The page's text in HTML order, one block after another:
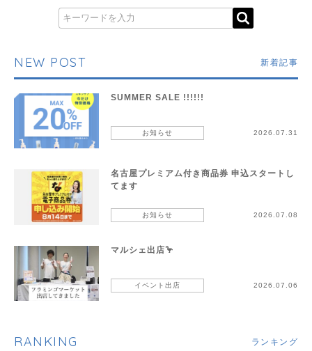
NEW POST 新着記事
SUMMER SALE !!!!!!
お知らせ 2026.07.31
名古屋プレミアム付き商品券 申込スタートし
てます
お知らせ 2026.07.08
マルシェ出店🦩
イベント出店 2026.07.06
RANKING ランキング